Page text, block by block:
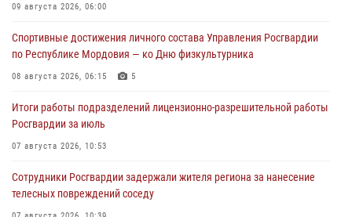
09 августа 2026, 06:00
Спортивные достижения личного состава Управления Росгвардии
по Республике Мордовия — ко Дню физкультурника
08 августа 2026, 06:15 5
Итоги работы подразделений лицензионно-разрешительной работы
Росгвардии за июль
07 августа 2026, 10:53
Сотрудники Росгвардии задержали жителя региона за нанесение
телесных повреждений соседу